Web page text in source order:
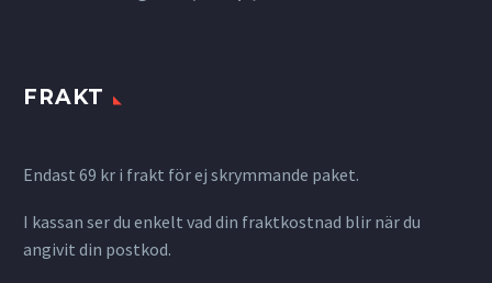
FRAKT
Endast 69 kr i frakt för ej skrymmande paket.
I kassan ser du enkelt vad din fraktkostnad blir när du
angivit din postkod.